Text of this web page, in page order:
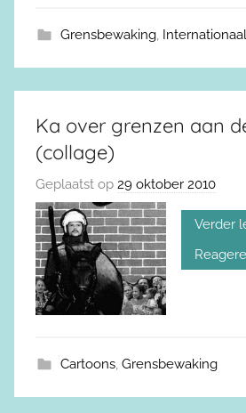
Grensbewaking, Internationaal
Ka over grenzen aan
(collage)
Geplaatst op 29 oktober 2010
Verder
Cartoons, Grensbewaking